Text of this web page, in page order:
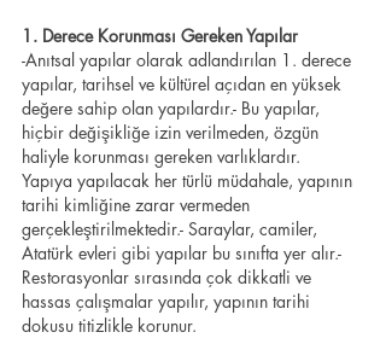
1. Derece Korunması Gereken Yapılar
-Anıtsal yapılar olarak adlandırılan 1. derece
yapılar, tarihsel ve kültürel açıdan en yüksek
değere sahip olan yapılardır.- Bu yapılar,
hiçbir değişikliğe izin verilmeden, özgün
haliyle korunması gereken varlıklardır.
Yapıya yapılacak her türlü müdahale, yapının
tarihi kimliğine zarar vermeden
gerçekleştirilmektedir.- Saraylar, camiler,
Atatürk evleri gibi yapılar bu sınıfta yer alır.-
Restorasyonlar sırasında çok dikkatli ve
hassas çalışmalar yapılır, yapının tarihi
dokusu titizlikle korunur.